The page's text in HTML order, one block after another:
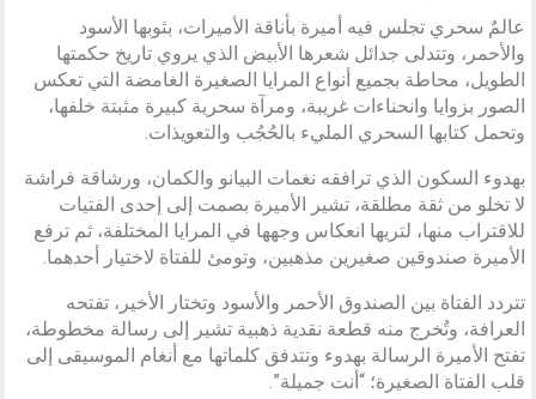
عالمٌ سحري تجلس فيه أميرة بأناقة الأميرات، بثوبها الأسود
والأحمر، وتتدلى جدائل شعرها الأبيض الذي يروي تاريخ حكمتها
الطويل، محاطة بجميع أنواع المرايا الصغيرة الغامضة التي تعكس
الصور بزوايا وانحناءات غريبة، ومرآة سحرية كبيرة مثبتة خلفها،
وتحمل كتابها السحري المليء بالحُجُب والتعويذات.
بهدوء السكون الذي ترافقه نغمات البيانو والكمان، ورشاقة فراشة
لا تخلو من ثقة مطلقة، تشير الأميرة بصمت إلى إحدى الفتيات
للاقتراب منها، لتريها انعكاس وجهها في المرايا المختلفة، ثم ترفع
الأميرة صندوقين صغيرين مذهبين، وتومئ للفتاة لاختيار أحدهما.
تتردد الفتاة بين الصندوق الأحمر والأسود وتختار الأخير، تفتحه
العرافة، وتُخرج منه قطعة نقدية ذهبية تشير إلى رسالة مخطوطة،
تفتح الأميرة الرسالة بهدوء وتتدفق كلماتها مع أنغام الموسيقى إلى
قلب الفتاة الصغيرة؛ “أنت جميلة”.